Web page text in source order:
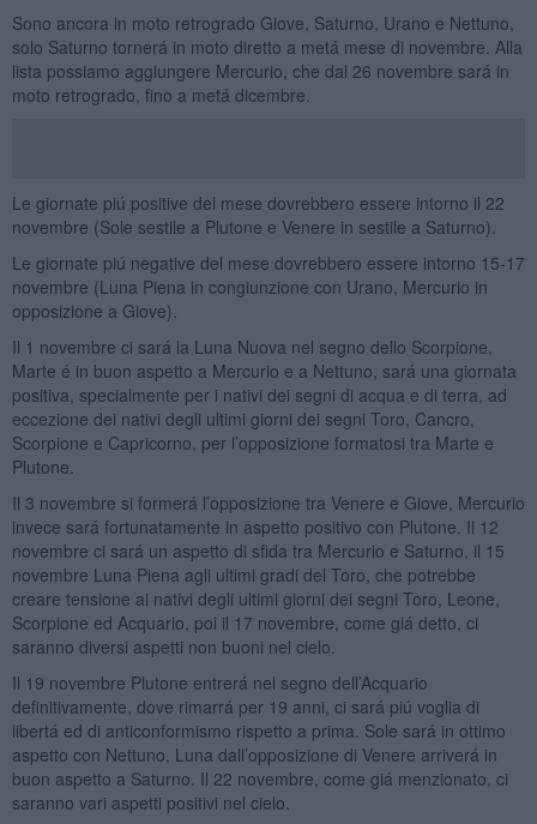
Sono ancora in moto retrogrado Giove, Saturno, Urano e Nettuno,
solo Saturno tornerá in moto diretto a metá mese di novembre. Alla
lista possiamo aggiungere Mercurio, che dal 26 novembre sará in
moto retrogrado, fino a metá dicembre.
Le giornate piú positive del mese dovrebbero essere intorno il 22
novembre (Sole sestile a Plutone e Venere in sestile a Saturno).
Le giornate piú negative del mese dovrebbero essere intorno 15-17
novembre (Luna Piena in congiunzione con Urano, Mercurio in
opposizione a Giove).
Il 1 novembre ci sará la Luna Nuova nel segno dello Scorpione,
Marte é in buon aspetto a Mercurio e a Nettuno, sará una giornata
positiva, specialmente per i nativi dei segni di acqua e di terra, ad
eccezione dei nativi degli ultimi giorni dei segni Toro, Cancro,
Scorpione e Capricorno, per l’opposizione formatosi tra Marte e
Plutone.
Il 3 novembre si formerá l’opposizione tra Venere e Giove, Mercurio
invece sará fortunatamente in aspetto positivo con Plutone. Il 12
novembre ci sará un aspetto di sfida tra Mercurio e Saturno, il 15
novembre Luna Piena agli ultimi gradi del Toro, che potrebbe
creare tensione ai nativi degli ultimi giorni dei segni Toro, Leone,
Scorpione ed Acquario, poi il 17 novembre, come giá detto, ci
saranno diversi aspetti non buoni nel cielo.
Il 19 novembre Plutone entrerá nel segno dell’Acquario
definitivamente, dove rimarrá per 19 anni, ci sará piú voglia di
libertá ed di anticonformismo rispetto a prima. Sole sará in ottimo
aspetto con Nettuno, Luna dall’opposizione di Venere arriverá in
buon aspetto a Saturno. Il 22 novembre, come giá menzionato, ci
saranno vari aspetti positivi nel cielo.